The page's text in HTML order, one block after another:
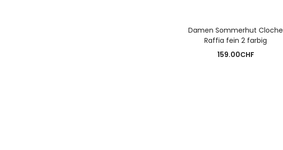
Damen Sommerhut Cloche
Raffia fein 2 farbig
159.00CHF